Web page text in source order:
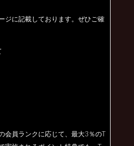
ジに記載しております。ぜひご確
会員ランクに応じて、最大3％のT